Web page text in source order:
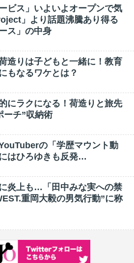
ビス」いよいよオープンで気
」より話題沸騰あり得る
ス」の中身
造りは子どもと一緒に！教育
もなるワケとは？
にラクになる！荷造りと旅先
ーチ”収納術
の「学歴マウント動
はひろゆきも反発…
炎上も…「田中みな実への禁
重岡大毅の男気行動”に称